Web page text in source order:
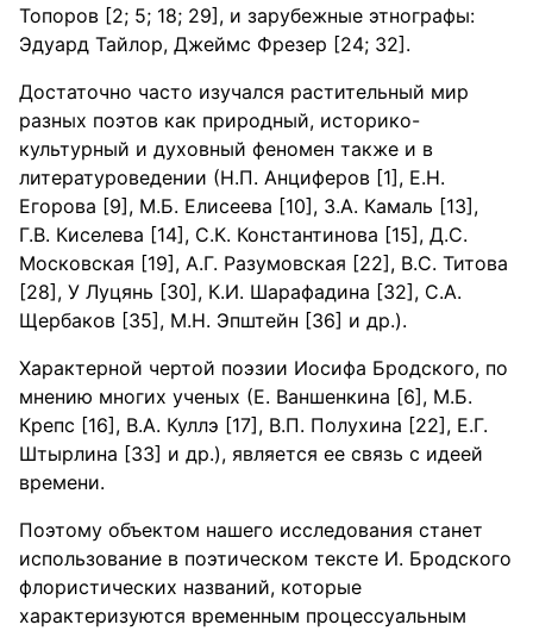
Топоров [2; 5; 18; 29], и зарубежные этнографы:
Эдуард Тайлор, Джеймс Фрезер [24; 32].
Достаточно часто изучался растительный мир
разных поэтов как природный, историко-
культурный и духовный феномен также и в
литературоведении (Н.П. Анциферов [1], Е.Н.
Егорова [9], М.Б. Елисеева [10], З.А. Камаль [13],
Г.В. Киселева [14], С.К. Константинова [15], Д.С.
Московская [19], А.Г. Разумовская [22], В.С. Титова
[28], У Луцянь [30], К.И. Шарафадина [32], С.А.
Щербаков [35], М.Н. Эпштейн [36] и др.).
Характерной чертой поэзии Иосифа Бродского, по
мнению многих ученых (Е. Ваншенкина [6], М.Б.
Крепс [16], В.А. Куллэ [17], В.П. Полухина [22], Е.Г.
Штырлина [33] и др.), является ее связь с идеей
времени.
Поэтому объектом нашего исследования станет
использование в поэтическом тексте И. Бродского
флористических названий, которые
характеризуются временным процессуальным